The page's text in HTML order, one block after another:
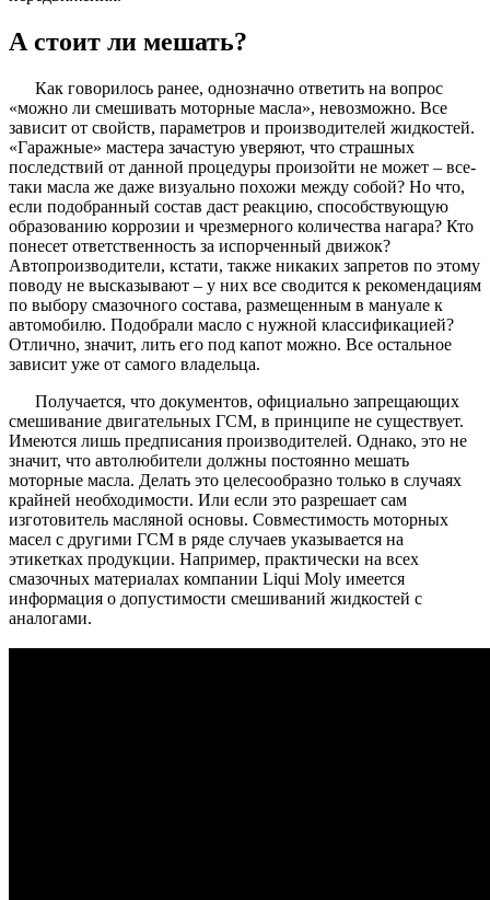
А стоит ли мешать?
Как говорилось ранее, однозначно ответить на вопрос
«можно ли смешивать моторные масла», невозможно. Все
зависит от свойств, параметров и производителей жидкостей.
«Гаражные» мастера зачастую уверяют, что страшных
последствий от данной процедуры произойти не может – все-
таки масла же даже визуально похожи между собой? Но что,
если подобранный состав даст реакцию, способствующую
образованию коррозии и чрезмерного количества нагара? Кто
понесет ответственность за испорченный движок?
Автопроизводители, кстати, также никаких запретов по этому
поводу не высказывают – у них все сводится к рекомендациям
по выбору смазочного состава, размещенным в мануале к
автомобилю. Подобрали масло с нужной классификацией?
Отлично, значит, лить его под капот можно. Все остальное
зависит уже от самого владельца.
Получается, что документов, официально запрещающих
смешивание двигательных ГСМ, в принципе не существует.
Имеются лишь предписания производителей. Однако, это не
значит, что автолюбители должны постоянно мешать
моторные масла. Делать это целесообразно только в случаях
крайней необходимости. Или если это разрешает сам
изготовитель масляной основы. Совместимость моторных
масел с другими ГСМ в ряде случаев указывается на
этикетках продукции. Например, практически на всех
смазочных материалах компании Liqui Moly имеется
информация о допустимости смешиваний жидкостей с
аналогами.